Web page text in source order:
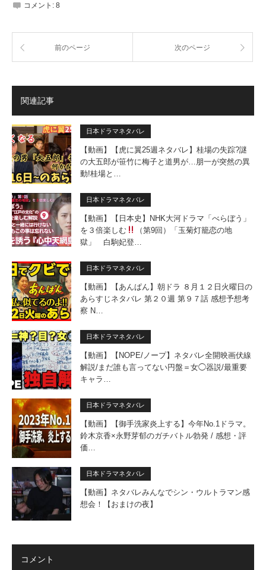
コメント: 8
前のページ 次のページ
関連記事
日本ドラマネタバレ
【動画】【虎に翼25週ネタバレ】桂場の失踪?謎
の大五郎が笹竹に梅子と道男が…朋一が突然の異
動!桂場と…
日本ドラマネタバレ
【動画】【日本史】NHK大河ドラマ「べらぼう」
を３倍楽しむ
（第9回）「玉菊灯籠恋の地
獄」 白駒妃登…
日本ドラマネタバレ
【動画】【あんぱん】朝ドラ ８月１２日火曜日の
あらすじネタバレ 第２０週 第９７話 感想予想考
察 N…
日本ドラマネタバレ
【動画】【NOPE/ノープ】ネタバレ全開映画伏線
解説/まだ誰も言ってない円盤＝女◯器説/最重要
キャラ…
日本ドラマネタバレ
【動画】【御手洗家炎上する】今年No.1ドラマ。
鈴木京香×永野芽郁のガチバトル勃発 / 感想・評
価…
日本ドラマネタバレ
【動画】ネタバレみんなでシン・ウルトラマン感
想会！【おまけの夜】
コメント